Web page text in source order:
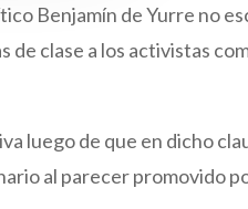
Benjamín de Yurre no
de clase a los activistas
luego de que en dicho
al parecer promovido